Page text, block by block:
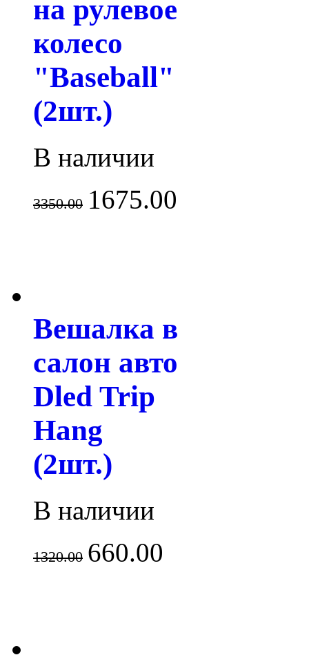
на рулевое
колесо
"Baseball"
(2шт.)
В наличии
3350.00 1675.00
Вешалка в
салон авто
Dled Trip
Hang
(2шт.)
В наличии
1320.00 660.00